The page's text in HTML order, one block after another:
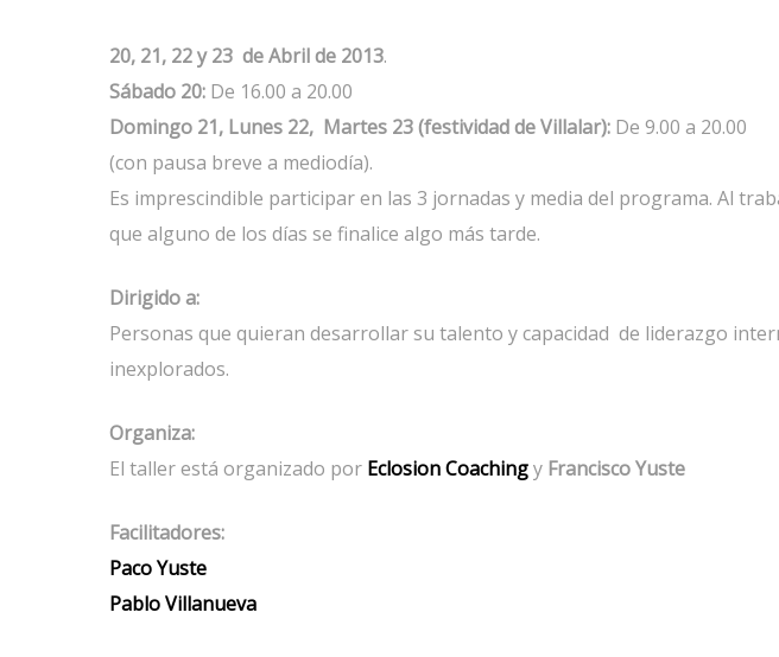
20, 21, 22 y 23 de Abril de 2013.
Sábado 20: De 16.00 a 20.00
Domingo 21, Lunes 22, Martes 23 (festividad de Villalar): De 9.00 a 20.00
(con pausa breve a mediodía).
Es imprescindible participar en las 3 jornadas y media del programa. Al
que alguno de los días se finalice algo más tarde.
Dirigido a:
Personas que quieran desarrollar su talento y capacidad de liderazgo
inexplorados.
Organiza:
El taller está organizado por Eclosion Coachingy Francisco Yuste
Facilitadores:
Paco Yuste
Pablo Villanueva